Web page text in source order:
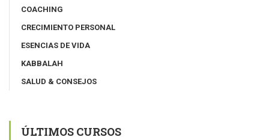
COACHING
CRECIMIENTO PERSONAL
ESENCIAS DE VIDA
KABBALAH
SALUD & CONSEJOS
ÚLTIMOS CURSOS